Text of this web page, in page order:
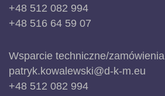
+48 512 082 994
+48 516 64 59 07
Wsparcie techniczne/zamówienia
patryk.kowalewski@d-k-m.eu
+48 512 082 994